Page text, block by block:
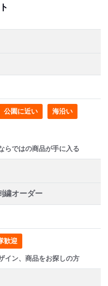
公園に近い 海沿い
らではの商品が手に入る
繍オーダー
歓迎
イン、商品をお探しの方